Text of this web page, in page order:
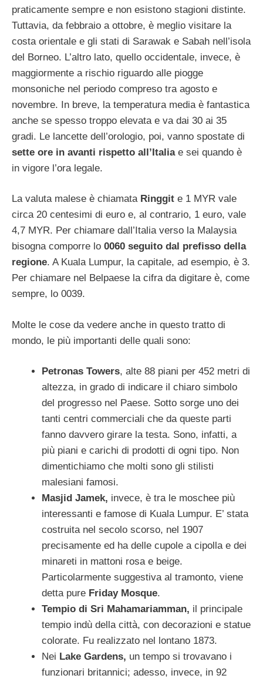
praticamente sempre e non esistono stagioni distinte.
Tuttavia, da febbraio a ottobre, è meglio visitare la
costa orientale e gli stati di Sarawak e Sabah nell’isola
del Borneo. L’altro lato, quello occidentale, invece, è
maggiormente a rischio riguardo alle piogge
monsoniche nel periodo compreso tra agosto e
novembre. In breve, la temperatura media è fantastica
anche se spesso troppo elevata e va dai 30 ai 35
gradi. Le lancette dell’orologio, poi, vanno spostate di
sette ore in avanti rispetto all’Italia e sei quando è
in vigore l’ora legale.
La valuta malese è chiamata Ringgit e 1 MYR vale
circa 20 centesimi di euro e, al contrario, 1 euro, vale
4,7 MYR. Per chiamare dall’Italia verso la Malaysia
bisogna comporre lo 0060 seguito dal prefisso della
regione. A Kuala Lumpur, la capitale, ad esempio, è 3.
Per chiamare nel Belpaese la cifra da digitare è, come
sempre, lo 0039.
Molte le cose da vedere anche in questo tratto di
mondo, le più importanti delle quali sono:
Petronas Towers, alte 88 piani per 452 metri di
altezza, in grado di indicare il chiaro simbolo
del progresso nel Paese. Sotto sorge uno dei
tanti centri commerciali che da queste parti
fanno davvero girare la testa. Sono, infatti, a
più piani e carichi di prodotti di ogni tipo. Non
dimentichiamo che molti sono gli stilisti
malesiani famosi.
Masjid Jamek, invece, è tra le moschee più
interessanti e famose di Kuala Lumpur. E’ stata
costruita nel secolo scorso, nel 1907
precisamente ed ha delle cupole a cipolla e dei
minareti in mattoni rosa e beige.
Particolarmente suggestiva al tramonto, viene
detta pure Friday Mosque.
Tempio di Sri Mahamariamman, il principale
tempio indù della città, con decorazioni e statue
colorate. Fu realizzato nel lontano 1873.
Nei Lake Gardens, un tempo si trovavano i
funzionari britannici; adesso, invece, in 92